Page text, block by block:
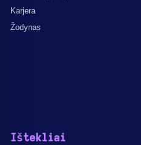
Karjera
Žodynas
Ištekliai